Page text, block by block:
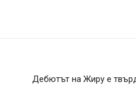
Дебютът на Жиру е